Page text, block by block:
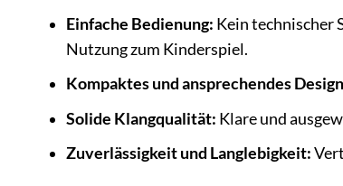
Einfache Bedienung: Kein technischer
Nutzung zum Kinderspiel.
Kompaktes und ansprechendes
Solide Klangqualität: Klare und
Zuverlässigkeit und Langlebigkeit: